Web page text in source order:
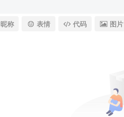
昵称 表情 代码 图片